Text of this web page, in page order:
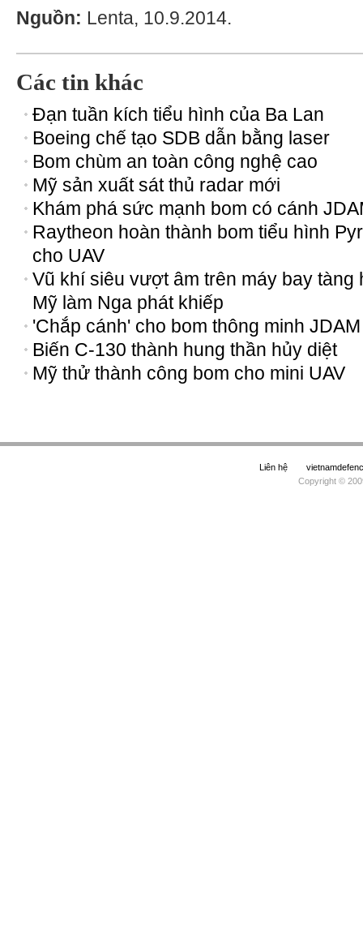
Nguồn: Lenta, 10.9.2014.
Các tin khác
Đạn tuần kích tiểu hình của Ba Lan
Boeing chế tạo SDB dẫn bằng laser
Bom chùm an toàn công nghệ cao
Mỹ sản xuất sát thủ radar mới
Khám phá sức mạnh bom có cánh
Raytheon hoàn thành bom tiểu hình
cho UAV
Vũ khí siêu vượt âm trên máy bay tàng
Mỹ làm Nga phát khiếp
'Chắp cánh' cho bom thông minh JDAM
Biến C-130 thành hung thần hủy diệt
Mỹ thử thành công bom cho mini UAV
Liên hệ
Copyright ©